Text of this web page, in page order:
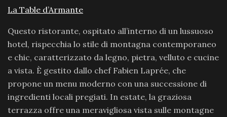
La Table d’Armante
Questo ristorante, ospitato all’interno di un lussuoso
hotel, rispecchia lo stile di montagna contemporaneo
e chic, caratterizzato da legno, pietra, velluto e cucine
a vista. È gestito dallo chef Fabien Laprée, che
propone un menu moderno con una successione di
ingredienti locali pregiati. In estate, la graziosa
terrazza offre una meravigliosa vista sulle montagne